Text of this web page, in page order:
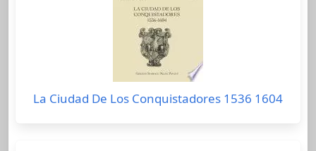
La Ciudad De Los Conquistadores 1536 1604